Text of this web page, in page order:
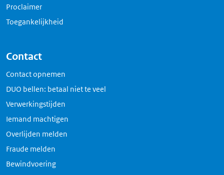
Proclaimer
Toegankelijkheid
Contact
Contact opnemen
DUO bellen: betaal niet te veel
Verwerkingstijden
Iemand machtigen
Overlijden melden
Fraude melden
Bewindvoering